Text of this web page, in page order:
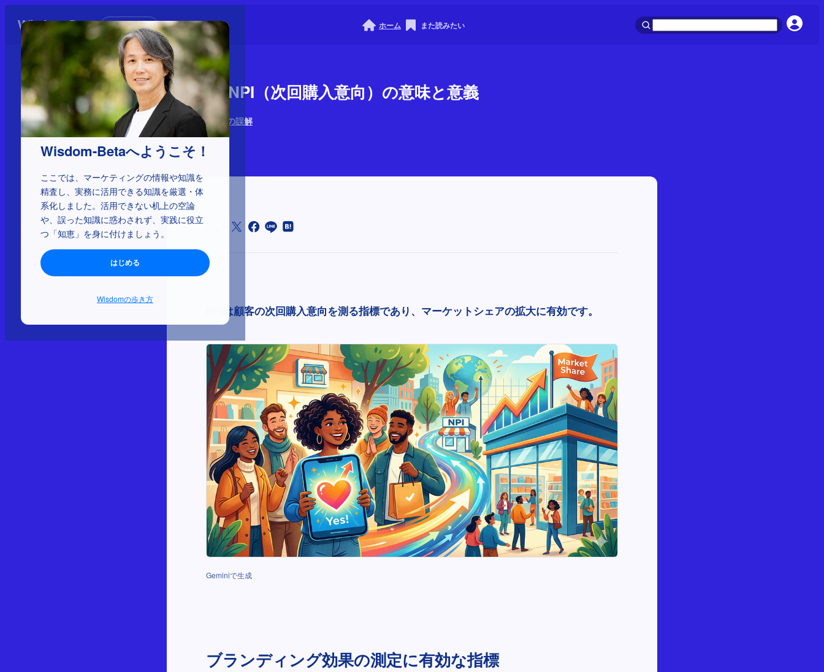
Wisdom-Betaへようこそ！
ここでは、マーケティングの情報や知識を
精査し、実務に活用できる知識を厳選・体
系化しました。活用できない机上の空論
や、誤った知識に惑わされず、実践に役立
つ「知恵」を身に付けましょう。
はじめる
Wisdomの歩き方
初めての方へ ホーム また読みたい
2-5-22：NPI（次回購入意向）の意味と意義
ブランディングの誤解
2026年5月8日
NPIは顧客の次回購入意向を測る指標であり、マーケットシェアの拡大に有効です。
Geminiで生成
ブランディング効果の測定に有効な指標